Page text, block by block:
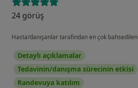
24 görüş
Hasta/danışanlar tarafından en çok bahsedilen
Detaylı açıklamalar
Tedavinin/danışma sürecinin etkisi
Randevuya katılım